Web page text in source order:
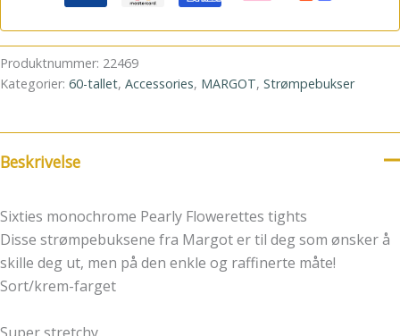
Produktnummer: 22469
Kategorier: 60-tallet, Accessories, MARGOT, Strømpebukser
Beskrivelse
Sixties monochrome Pearly Flowerettes tights
Disse strømpebuksene fra Margot er til deg som ønsker å
skille deg ut, men på den enkle og raffinerte måte!
Sort/krem-farget